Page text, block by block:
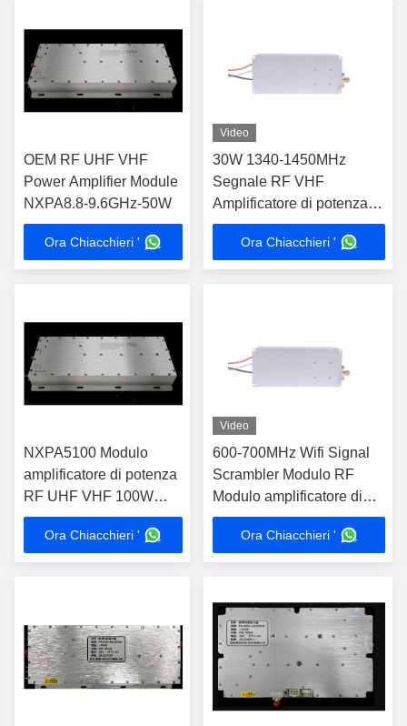
OEM RF UHF VHF
Power Amplifier Module
NXPA8.8-9.6GHz-50W
Ora Chiacchieri '
Video
30W 1340-1450MHz
Segnale RF VHF
Amplificatore di potenza
Modulo anti-drone jammer
Ora Chiacchieri '
NXPA5100 Modulo
amplificatore di potenza
RF UHF VHF 100W
5900MHz
Ora Chiacchieri '
Video
600-700MHz Wifi Signal
Scrambler Modulo RF
Modulo amplificatore di
potenza VHF
Ora Chiacchieri '